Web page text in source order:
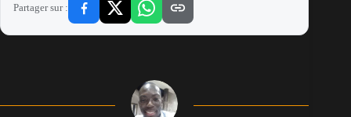
Partager sur :